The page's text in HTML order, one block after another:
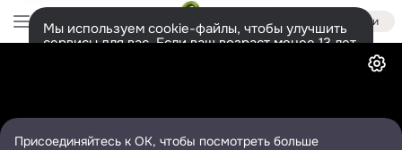
Войти
Мы используем cookie-файлы, чтобы улучшить
сервисы для вас. Если ваш возраст менее 13 лет,
Присоединяйтесь к ОК, чтобы посмотреть больше